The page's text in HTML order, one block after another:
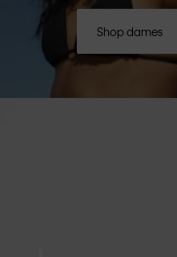
Shop dames